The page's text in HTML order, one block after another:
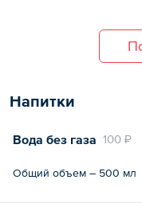
Напитки
100 ₽
Вода без газа
Общий объем – 500 мл